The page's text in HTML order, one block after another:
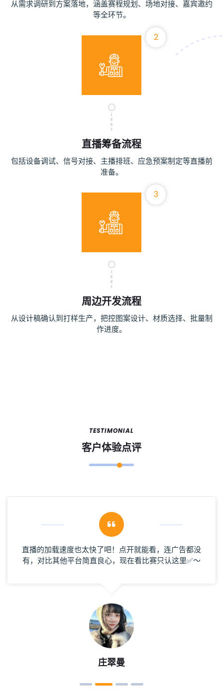
从需求调研到方案落地，涵盖赛程规划、场地对接、嘉宾邀约
等全环节。
2
直播筹备流程
包括设备调试、信号对接、主播排班、应急预案制定等直播前
准备。
3
周边开发流程
从设计稿确认到打样生产，把控图案设计、材质选择、批量制
作进度。
TESTIMONIAL
客户体验点评
直播的加载速度也太快了吧！点开就能看，连广告都没
有，对比其他平台简直良心，现在看比赛只认这里✅～
庄翠曼